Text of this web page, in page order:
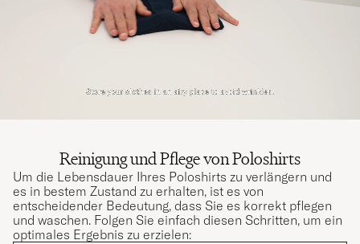
Reinigung und Pflege von Poloshirts
Um die Lebensdauer Ihres Poloshirts zu verlängern und
es in bestem Zustand zu erhalten, ist es von
entscheidender Bedeutung, dass Sie es korrekt pflegen
und waschen. Folgen Sie einfach diesen Schritten, um ein
optimales Ergebnis zu erzielen: